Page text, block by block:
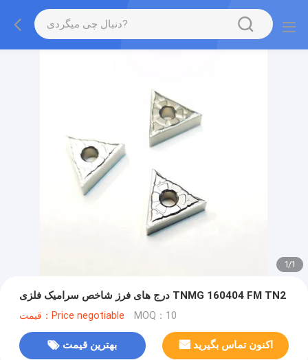
1/1
درج های فرز شاخص سرامیک فلزی TNMG 160404 FM TN2
قیمت：Price negotiable MOQ：10
بهترین قیمت اکنون تماس بگیرید